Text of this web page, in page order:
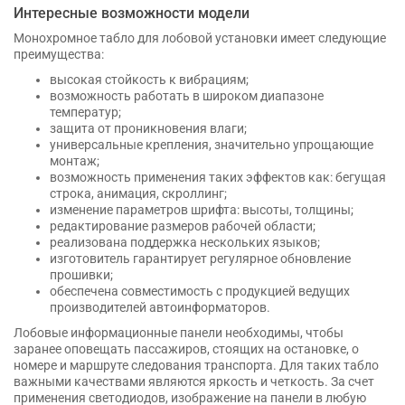
Интересные возможности модели
Монохромное табло для лобовой установки имеет следующие
преимущества:
высокая стойкость к вибрациям;
возможность работать в широком диапазоне
температур;
защита от проникновения влаги;
универсальные крепления, значительно упрощающие
монтаж;
возможность применения таких эффектов как: бегущая
строка, анимация, скроллинг;
изменение параметров шрифта: высоты, толщины;
редактирование размеров рабочей области;
реализована поддержка нескольких языков;
изготовитель гарантирует регулярное обновление
прошивки;
обеспечена совместимость с продукцией ведущих
производителей автоинформаторов.
Лобовые информационные панели необходимы, чтобы
заранее оповещать пассажиров, стоящих на остановке, о
номере и маршруте следования транспорта. Для таких табло
важными качествами являются яркость и четкость. За счет
применения светодиодов, изображение на панели в любую